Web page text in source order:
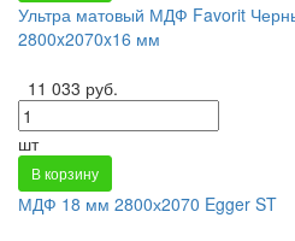
Ультра матовый МДФ Favorit
2800x2070x16 мм
11 033 руб.
шт
В корзину
МДФ 18 мм 2800х2070 Egger ST